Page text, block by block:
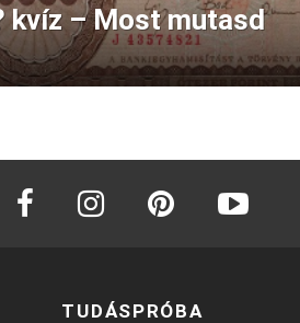
kvíz – Most mutasd
facebook instagram
TUDÁSPRÓBA